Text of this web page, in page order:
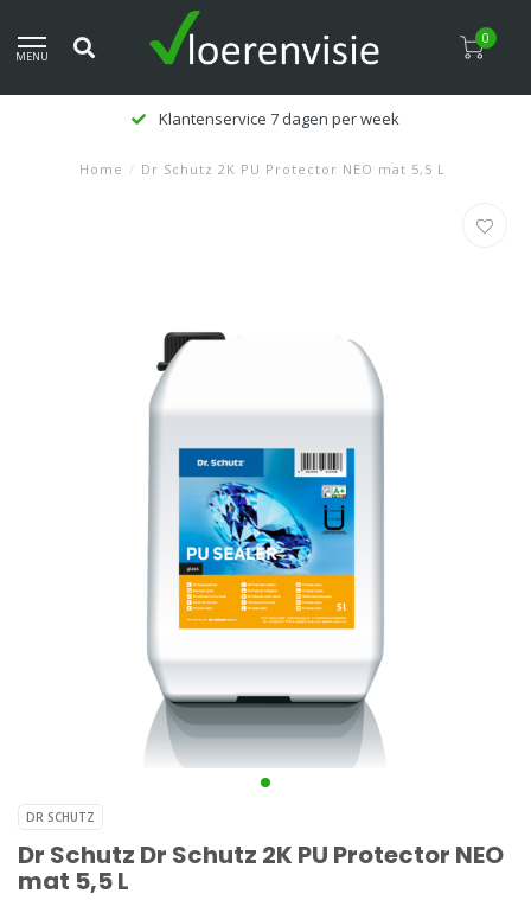
MENU
0
Klantenservice 7 dagen per week
Home / Dr Schutz 2K PU Protector NEO mat 5,5 L
DR SCHUTZ
Dr Schutz Dr Schutz 2K PU Protector NEO
mat 5,5 L